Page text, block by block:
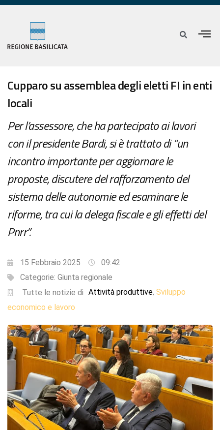
Cupparo su assemblea degli eletti FI in enti
locali
Per l’assessore, che ha partecipato ai lavori
con il presidente Bardi, si è trattato di “un
incontro importante per aggiornare le
proposte, discutere del rafforzamento del
sistema delle autonomie ed esaminare le
riforme, tra cui la delega fiscale e gli effetti del
Pnrr”.
15 Febbraio 2025
09:42
Categorie: Giunta regionale
Tutte le notizie di Attività produttive, Sviluppo
economico e lavoro